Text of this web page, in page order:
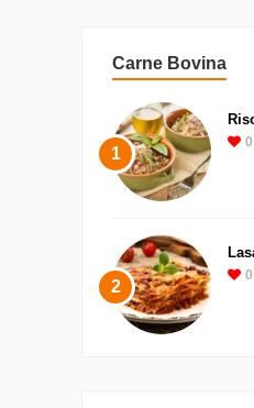
Carne Bovina
1
0
2
0